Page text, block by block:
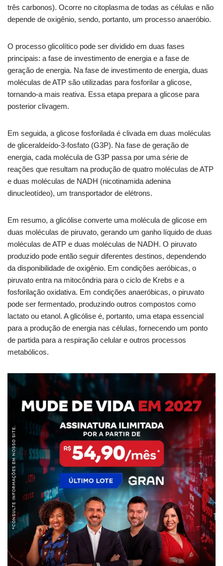
três carbonos). Ocorre no citoplasma de todas as células e não
depende de oxigênio, sendo, portanto, um processo anaeróbio.
O processo glicolítico pode ser dividido em duas fases
principais: a fase de investimento de energia e a fase de
geração de energia. Na fase de investimento de energia, duas
moléculas de ATP são utilizadas para fosforilar a glicose,
tornando-a mais reativa. Essa etapa prepara a glicose para
posterior clivagem.
Em seguida, a glicose fosforilada é clivada em duas moléculas
de gliceraldeído-3-fosfato (G3P). Na fase de geração de
energia, cada molécula de G3P passa por uma série de
reações que resultam na produção de quatro moléculas de ATP
e duas moléculas de NADH (nicotinamida adenina
dinucleotídeo), um transportador de elétrons.
Em resumo, a glicólise converte uma molécula de glicose em
duas moléculas de piruvato, gerando um ganho líquido de duas
moléculas de ATP e duas moléculas de NADH. O piruvato
produzido pode então seguir diferentes destinos, dependendo
da disponibilidade de oxigênio. Em condições aeróbicas, o
piruvato entra na mitocôndria para o ciclo de Krebs e a
fosforilação oxidativa. Em condições anaeróbicas, o piruvato
pode ser fermentado, produzindo outros compostos como
lactato ou etanol. A glicólise é, portanto, uma etapa essencial
para a produção de energia nas células, fornecendo um ponto
de partida para a respiração celular e outros processos
metabólicos.